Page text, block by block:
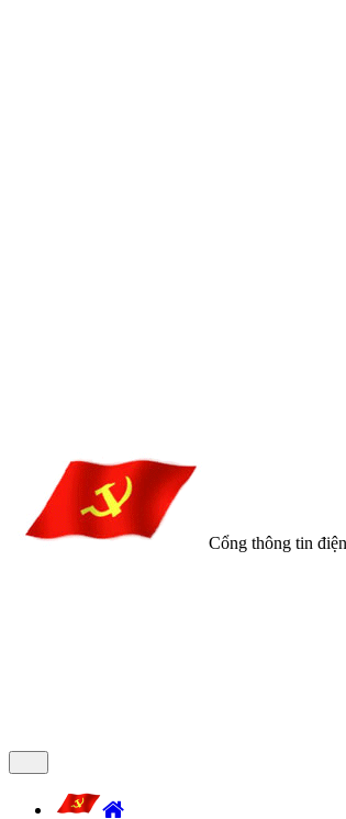
Cổng thông tin